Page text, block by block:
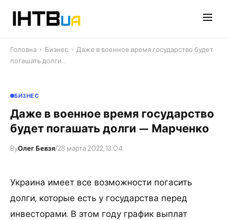
Головна › Бизнес › Даже в военное время государство будет
погашать долги…
БИЗНЕС
Даже в военное время государство
будет погашать долги — Марченко
ByОлег Бевзя/28 марта 2022, 13:04
Украина имеет все возможности погасить
долги, которые есть у государства перед
инвесторами. В этом году график выплат